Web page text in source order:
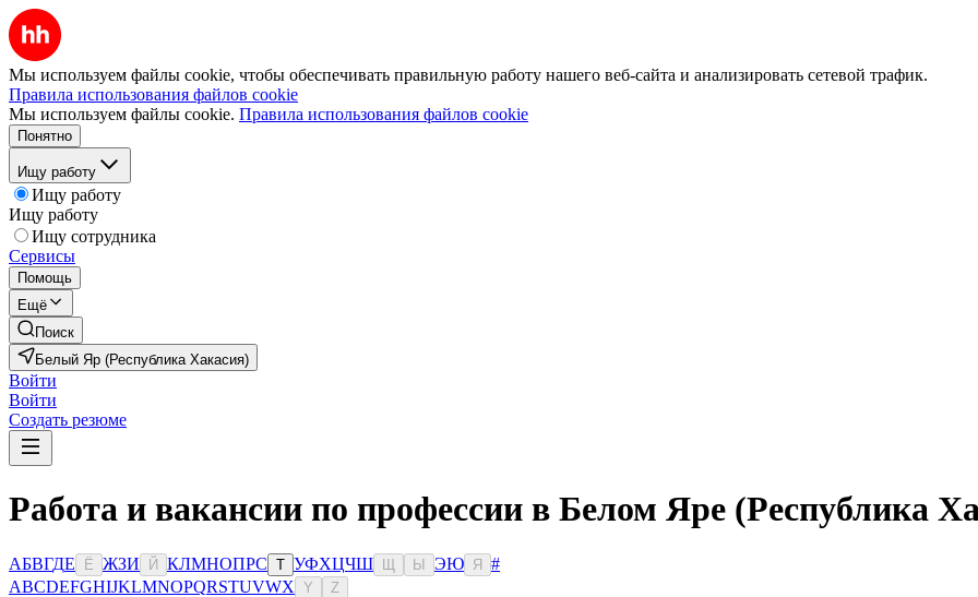
Мы используем файлы cookie, чтобы обеспечивать правильную работу нашего веб-сайта и анализировать сетевой трафик.
Правила использования файлов cookie
Мы используем файлы cookie. Правила использования файлов cookie
Понятно
Ищу работу
Ищу работу
Ищу работу
Ищу сотрудника
Сервисы
Помощь
Ещё
Поиск
Белый Яр (Республика Хакасия)
Войти
Войти
Создать резюме
Работа и вакансии по профессии в Белом Яре (Республика
АБВГДЕ Ё ЖЗИ Й КЛМНОПРС Т УФХЦЧШ Ы ЭЮ Я
#
ABCDEFGHIJKLMNOPQRSTUVWX Y Z